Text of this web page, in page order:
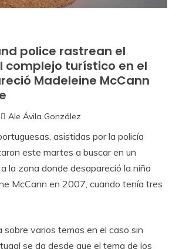
police rastrean el
complejo turístico en el
Madeleine McCann
Ale Ávila González
asistidas por la policía
este martes a buscar en un
la zona donde desapareció la niña
McCann en 2007, cuando tenía tres
sobre varios temas en el caso sin
se da desde que el tema de los